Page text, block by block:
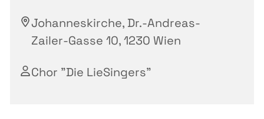
Johanneskirche, Dr.-Andreas-
Zailer-Gasse 10, 1230 Wien
Chor "Die LieSingers"